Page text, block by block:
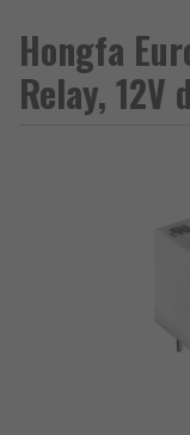
Hongfa
Relay, 12V